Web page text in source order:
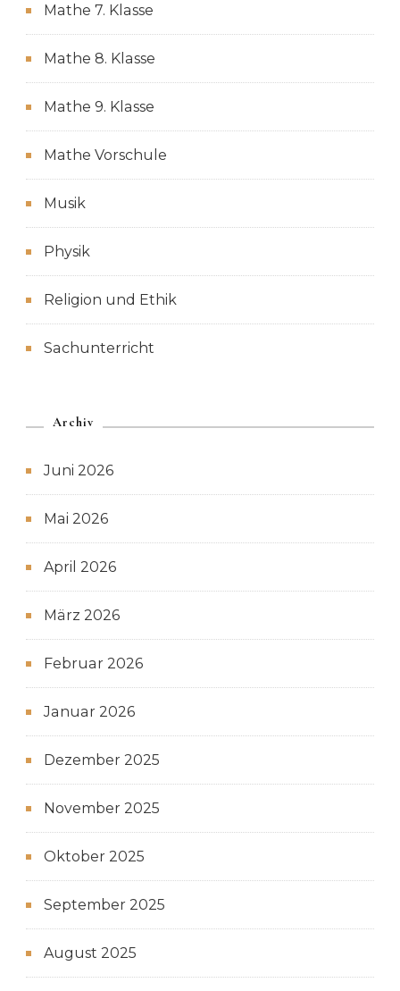
Mathe 7. Klasse
Mathe 8. Klasse
Mathe 9. Klasse
Mathe Vorschule
Musik
Physik
Religion und Ethik
Sachunterricht
Archiv
Juni 2026
Mai 2026
April 2026
März 2026
Februar 2026
Januar 2026
Dezember 2025
November 2025
Oktober 2025
September 2025
August 2025